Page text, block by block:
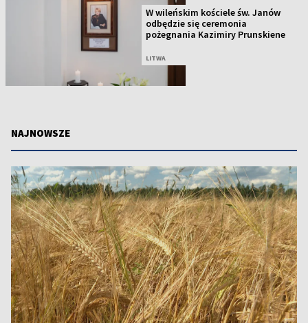
W wileńskim kościele św. Janów
odbędzie się ceremonia
pożegnania Kazimiry Prunskiene
LITWA
NAJNOWSZE